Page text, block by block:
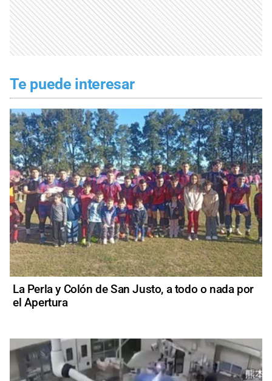
Te puede interesar
La Perla y Colón de San Justo, a todo o nada por
el Apertura